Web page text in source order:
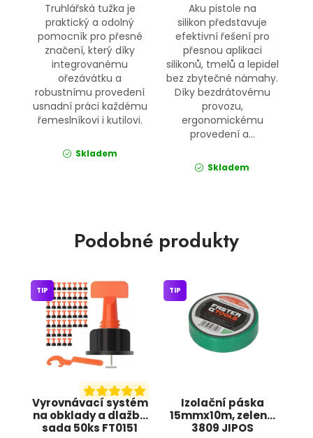
Truhlářská tužka je
praktický a odolný
pomocník pro přesné
značení, který díky
integrovanému
ořezávátku a
robustnímu provedení
usnadní práci každému
řemeslníkovi i kutilovi.
Skladem
Aku pistole na
silikon představuje
efektivní řešení pro
přesnou aplikaci
silikonů, tmelů a lepidel
bez zbytečné námahy.
Díky bezdrátovému
provozu,
ergonomickému
provedení a...
Skladem
Podobné produkty
Vyrovnávací systém
na obklady a dlažbu
sada 50ks FT0151
TIP
Izolační páska
15mmx10m, zelená
3809 JIPOS
TIP